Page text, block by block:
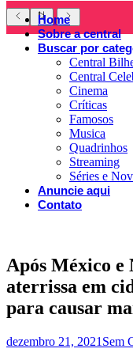
Home
Sobre a central
Buscar por
Central
Central
Cinema
Críticas
Famosos
Musica
Quadrinhos
Streaming
Séries e
Anuncie aqui
Contato
Após México e
aterrissa em
para causar
dezembro 21, 2021 Sem